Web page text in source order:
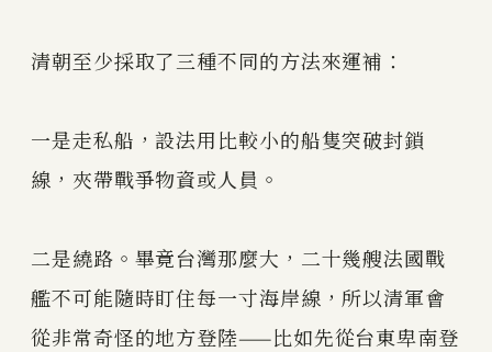
清朝至少採取了三種不同的方法來運補：
一是走私船，設法用比較小的船隻突破封鎖
線，夾帶戰爭物資或人員。
二是繞路。畢竟台灣那麼大，二十幾艘法國戰
艦不可能隨時盯住每一寸海岸線，所以清軍會
從非常奇怪的地方登陸——比如先從台東卑南登